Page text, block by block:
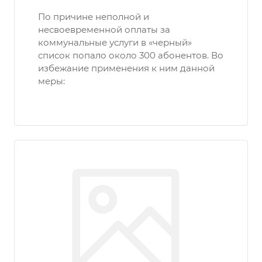
По причине неполной и
несвоевременной оплаты за
коммунальные услуги в «черный»
список попало около 300 абонентов. Во
избежание применения к ним данной
меры: